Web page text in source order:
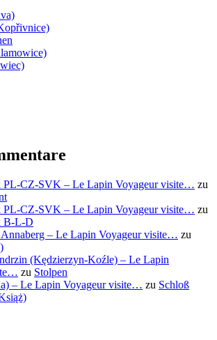
PL-CZ-SVK – Le Lapin Voyageur visite… zu
PL-CZ-SVK – Le Lapin Voyageur visite… zu
B-L-D
Annaberg – Le Lapin Voyageur visite… zu
(Kędzierzyn-Koźle) – Le Lapin
zu Stolpen
– Le Lapin Voyageur visite… zu Schloß